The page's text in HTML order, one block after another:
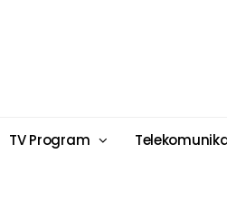
TV Program